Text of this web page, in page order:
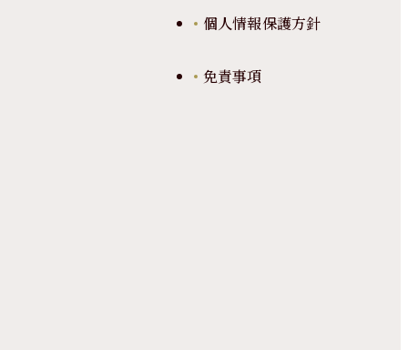
個人情報保護方針
免責事項